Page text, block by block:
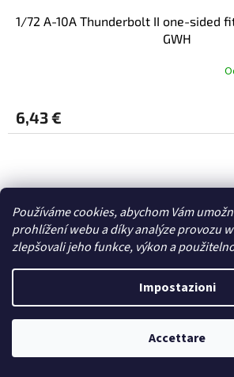
Používáme cookies, abychom Vám
prohlížení webu a díky analýze provozu
zlepšovali jeho funkce, výkon a
Impostazioni
Accettare
1/72 A-10A Thunderbolt II one-sided
GWH
6,43 €